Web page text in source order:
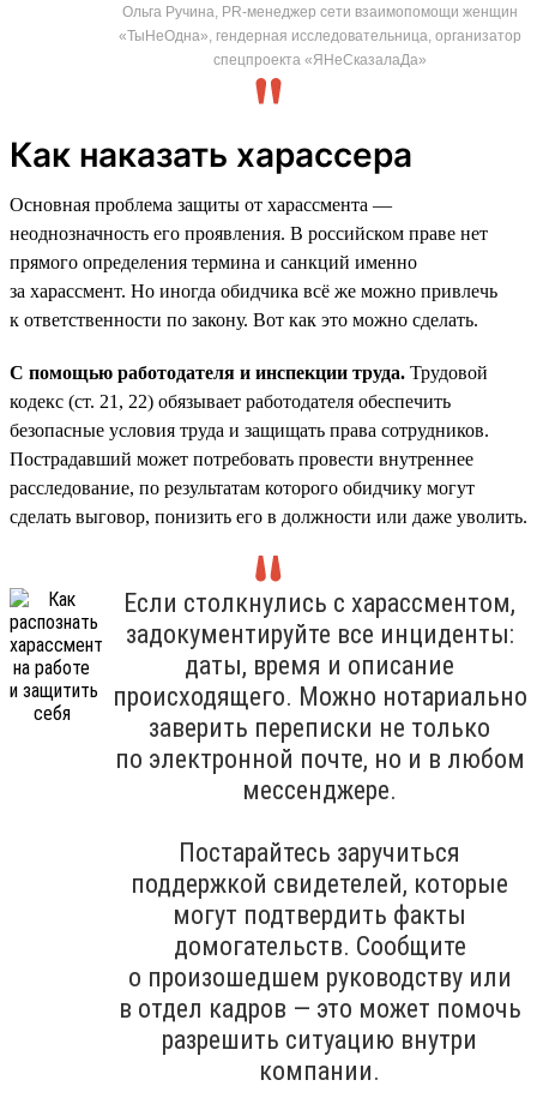
Ольга Ручина, PR-менеджер сети взаимопомощи женщин
«ТыНеОдна», гендерная исследовательница, организатор
спецпроекта «ЯНеСказалаДа»
Как наказать харассера
Основная проблема защиты от харассмента —
неоднозначность его проявления. В российском праве нет
прямого определения термина и санкций именно
за харассмент. Но иногда обидчика всё же можно привлечь
к ответственности по закону. Вот как это можно сделать.
С помощью работодателя и инспекции труда. Трудовой
кодекс (ст. 21, 22) обязывает работодателя обеспечить
безопасные условия труда и защищать права сотрудников.
Пострадавший может потребовать провести внутреннее
расследование, по результатам которого обидчику могут
сделать выговор, понизить его в должности или даже уволить.
Если столкнулись с харассментом,
задокументируйте все инциденты:
даты, время и описание
происходящего. Можно нотариально
заверить переписки не только
по электронной почте, но и в любом
мессенджере.
Постарайтесь заручиться
поддержкой свидетелей, которые
могут подтвердить факты
домогательств. Сообщите
о произошедшем руководству или
в отдел кадров — это может помочь
разрешить ситуацию внутри
компании.